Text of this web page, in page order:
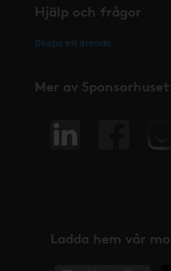
Hjälp och frågor
Skapa ett ärende
Mer av Sponsorhuset
Ladda hem vår